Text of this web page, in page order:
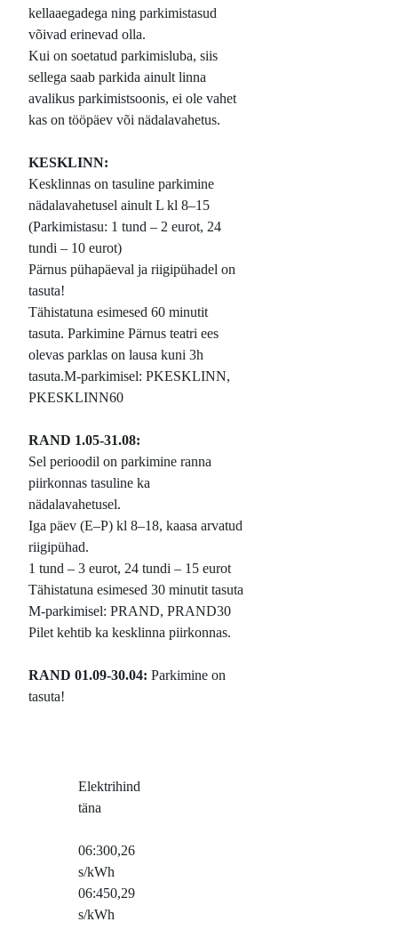
kellaaegadega ning parkimistasud
võivad erinevad olla.
Kui on soetatud parkimisluba, siis
sellega saab parkida ainult linna
avalikus parkimistsoonis, ei ole vahet
kas on tööpäev või nädalavahetus.
KESKLINN:
Kesklinnas on tasuline parkimine
nädalavahetusel ainult L kl 8–15
(Parkimistasu: 1 tund – 2 eurot, 24
tundi – 10 eurot)
Pärnus pühapäeval ja riigipühadel on
tasuta!
Tähistatuna esimesed 60 minutit
tasuta. Parkimine Pärnus teatri ees
olevas parklas on lausa kuni 3h
tasuta.M-parkimisel: PKESKLINN,
PKESKLINN60
RAND 1.05-31.08:
Sel perioodil on parkimine ranna
piirkonnas tasuline ka
nädalavahetusel.
Iga päev (E–P) kl 8–18, kaasa arvatud
riigipühad.
1 tund – 3 eurot, 24 tundi – 15 eurot
Tähistatuna esimesed 30 minutit tasuta
M-parkimisel: PRAND, PRAND30
Pilet kehtib ka kesklinna piirkonnas.
RAND 01.09-30.04: Parkimine on
tasuta!
Elektrihind
täna
06:300,26
s/kWh
06:450,29
s/kWh